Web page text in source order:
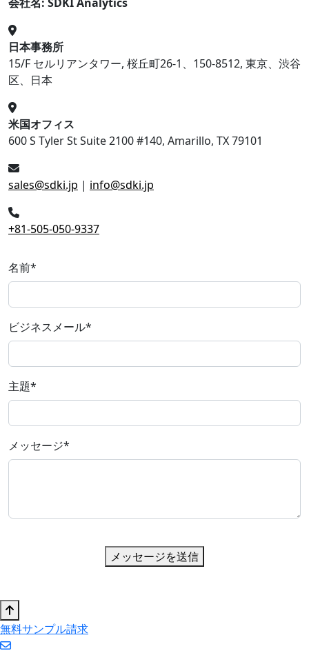
日本事務所
15/F セルリアンタワー, 桜丘町26-1、150-8512, 東京、渋谷
区、日本
米国オフィス
600 S Tyler St Suite 2100 #140, Amarillo, TX 79101
sales@sdki.jp | info@sdki.jp
+81-505-050-9337
名前*
ビジネスメール*
主題*
メッセージ*
メッセージを送信
無料サンプル請求